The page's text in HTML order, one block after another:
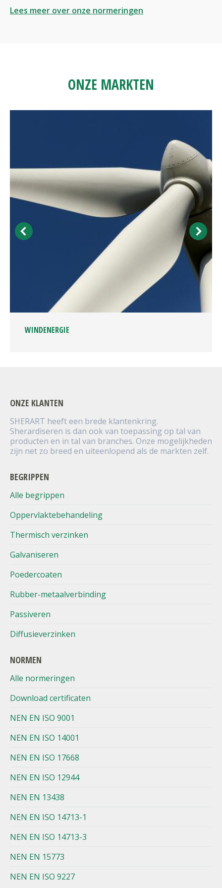
Lees meer over onze normeringen
ONZE MARKTEN
WINDENERGIE
ONZE KLANTEN
SHERART heeft een brede klantenkring.
Sherardiseren is dan ook van toepassing op tal van
producten en in tal van branches. Onze mogelijkheden
zijn net zo breed en uiteenlopend als de markten zelf.
BEGRIPPEN
Alle begrippen
Oppervlaktebehandeling
Thermisch verzinken
Galvaniseren
Poedercoaten
Rubber-metaalverbinding
Passiveren
Diffusieverzinken
NORMEN
Alle normeringen
Download certificaten
NEN EN ISO 9001
NEN EN ISO 14001
NEN EN ISO 17668
NEN EN ISO 12944
NEN EN 13438
NEN EN ISO 14713-1
NEN EN ISO 14713-3
NEN EN 15773
NEN EN ISO 9227